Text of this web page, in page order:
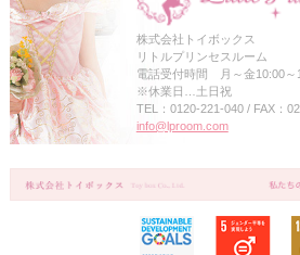
株式会社トイボックス
リトルプリンセスルーム
電話受付時間 月～金10:00～
※休業日…土日祝
TEL：0120-221-040 / FAX：
info@lproom.com